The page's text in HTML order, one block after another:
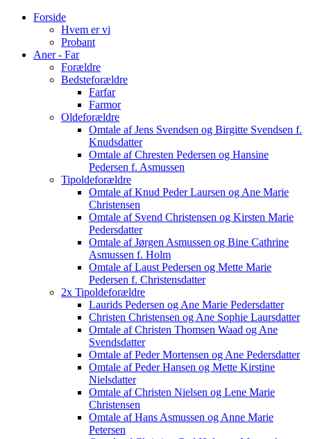
Forside
Hvem er vi
Probant
Aner - Far
Forældre
Bedsteforældre
Farfar
Farmor
Oldeforældre
Omtale af Jens Svendsen og Birgitte Svendsen f.
Knudsdatter
Omtale af Chresten Pedersen og Hansine
Pedersen f. Asmussen
Tipoldeforældre
Omtale af Knud Peder Laursen og Ane Marie
Christensen
Omtale af Svend Christensen og Kirsten Marie
Pedersdatter
Omtale af Jørgen Asmussen og Bine Cathrine
Asmussen f. Holm
Omtale af Laust Pedersen og Mette Marie
Pedersen f. Christensdatter
2x Tipoldeforældre
Laurids Pedersen og Ane Marie Pedersdatter
Christen Christensen og Ane Sophie Laursdatter
Omtale af Christen Thomsen Waad og Ane
Svendsdatter
Omtale af Peder Mortensen og Ane Pedersdatter
Omtale af Peder Hansen og Mette Kirstine
Nielsdatter
Omtale af Christen Nielsen og Lene Marie
Christensen
Omtale af Hans Asmussen og Anne Marie
Petersen